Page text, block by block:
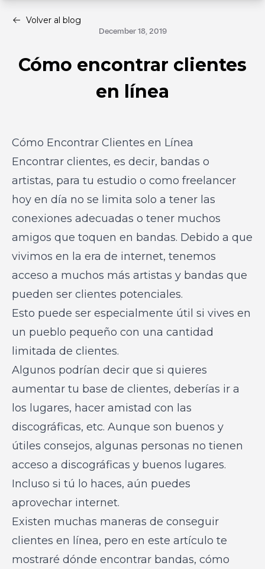
Volver al blog
December 18, 2019
Cómo encontrar clientes
en línea
Cómo Encontrar Clientes en Línea
Encontrar clientes, es decir, bandas o
artistas, para tu estudio o como freelancer
hoy en día no se limita solo a tener las
conexiones adecuadas o tener muchos
amigos que toquen en bandas. Debido a que
vivimos en la era de internet, tenemos
acceso a muchos más artistas y bandas que
pueden ser clientes potenciales.
Esto puede ser especialmente útil si vives en
un pueblo pequeño con una cantidad
limitada de clientes.
Algunos podrían decir que si quieres
aumentar tu base de clientes, deberías ir a
los lugares, hacer amistad con las
discográficas, etc. Aunque son buenos y
útiles consejos, algunas personas no tienen
acceso a discográficas y buenos lugares.
Incluso si tú lo haces, aún puedes
aprovechar internet.
Existen muchas maneras de conseguir
clientes en línea, pero en este artículo te
mostraré dónde encontrar bandas, cómo